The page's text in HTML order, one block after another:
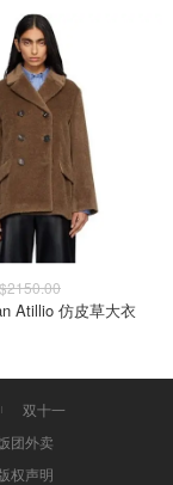
$2150.00
Atillio 仿皮草大衣
双十一
团外卖
权声明